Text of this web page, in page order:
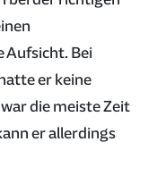
Aufsicht. Bei
er keine
die meiste Zeit
er allerdings